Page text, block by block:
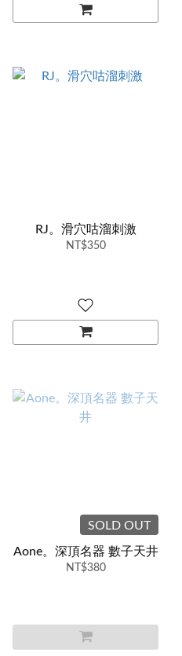
RJ。滑穴咕溜刺激
NT$350
SOLD OUT
Aone。深頂名器 數子天井
NT$380